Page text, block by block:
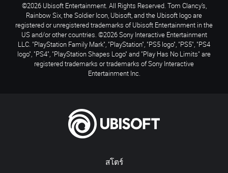
สโตร์
©2026 Ubisoft Entertainment. All Rights Reserved. Tom Clancy’s,
Rainbow Six, the Soldier Icon, Ubisoft, and the Ubisoft logo are
registered or unregistered trademarks of Ubisoft Entertainment in the
US and/or other countries. ©2026 Sony Interactive Entertainment
LLC. "PlayStation Family Mark", "PlayStation", "PS5 logo", "PS5", "PS4
logo", "PS4", "PlayStation Shapes Logo" and "Play Has No Limits" are
registered trademarks or trademarks of Sony Interactive
Entertainment Inc.